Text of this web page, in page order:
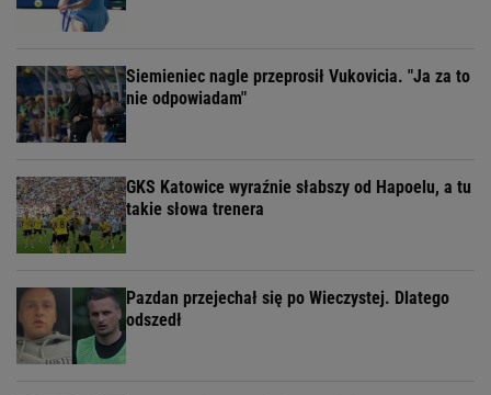
Siemieniec nagle przeprosił Vukovicia. "Ja za to
nie odpowiadam"
GKS Katowice wyraźnie słabszy od Hapoelu, a tu
takie słowa trenera
Pazdan przejechał się po Wieczystej. Dlatego
odszedł